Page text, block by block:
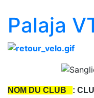
Palaja
NOM DU CLUB :